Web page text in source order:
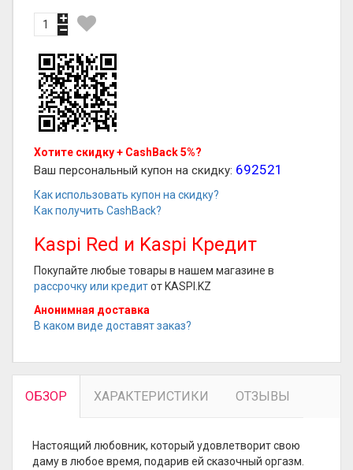
Хотите скидку + CashBack 5%?
Ваш персональный купон на скидку: 692521
Как использовать купон на скидку?
Как получить CashBack?
Kaspi Red и Kaspi Кредит
Покупайте любые товары в нашем магазине в
рассрочку или кредитот KASPI.KZ
Анонимная доставка
В каком виде доставят заказ?
ОБЗОР ХАРАКТЕРИСТИКИ ОТЗЫВЫ
Настоящий любовник, который удовлетворит свою
даму в любое время, подарив ей сказочный оргазм.